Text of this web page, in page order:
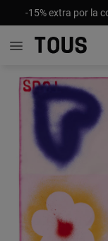
-15% extra por la